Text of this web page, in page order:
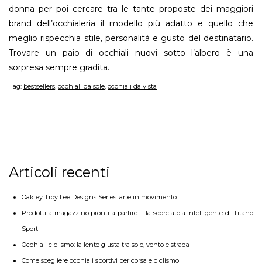
donna per poi cercare tra le tante proposte dei maggiori
brand dell’occhialeria il modello più adatto e quello che
meglio rispecchia stile, personalità e gusto del destinatario.
Trovare un paio di occhiali nuovi sotto l’albero è una
sorpresa sempre gradita.
Tag: bestsellers occhiali da sole occhiali da vista
Articoli recenti
Oakley Troy Lee Designs Series: arte in movimento
Prodotti a magazzino pronti a partire – la scorciatoia intelligente di Titano
Sport
Occhiali ciclismo: la lente giusta tra sole, vento e strada
Come scegliere occhiali sportivi per corsa e ciclismo